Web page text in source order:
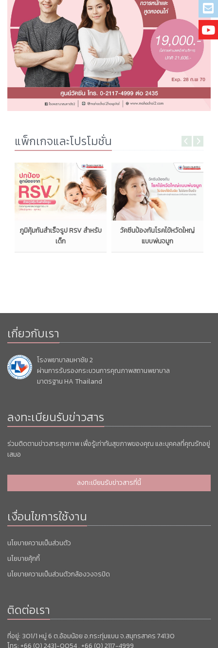
แพ็กเกจและโปรโมชั่น
ภูมิคุ้มกันสำเร็จรูป RSV สำหรับ
เด็ก
วัคซีนป้องกันโรคไข้หวัดใหญ่
แบบพ่นจมูก
เกี่ยวกับเรา
โรงพยาบาลมหาชัย 2
ผ่านการรับรองกระบวนการคุณภาพสถานพยาบาล
มาตรฐาน HA Thailand
ลงทะเบียนรับข่าวสาร
ร่วมติดตามข่าวสารสุขภาพ เพื่อรู้เท่าทันสุขภาพของคุณ และบุคคลที่คุณรักอยู่
เสมอ
ลงทะเบียนรับข่าวสารที่นี้
เงื่อนไขการใช้งาน
นโยบายความเป็นส่วนตัว
นโยบายคุ้กกี้
นโยบายความเป็นส่วนตัวกล้องวงจรปิด
ติดต่อเรา
ที่อยู่: 301/1 หมู่ 6 ต.อ้อมน้อย อ.กระทุ่มแบน จ.สมุทรสาคร 74130
โทร: +66 (0) 2431-0054 , +66 (0) 2117-4999